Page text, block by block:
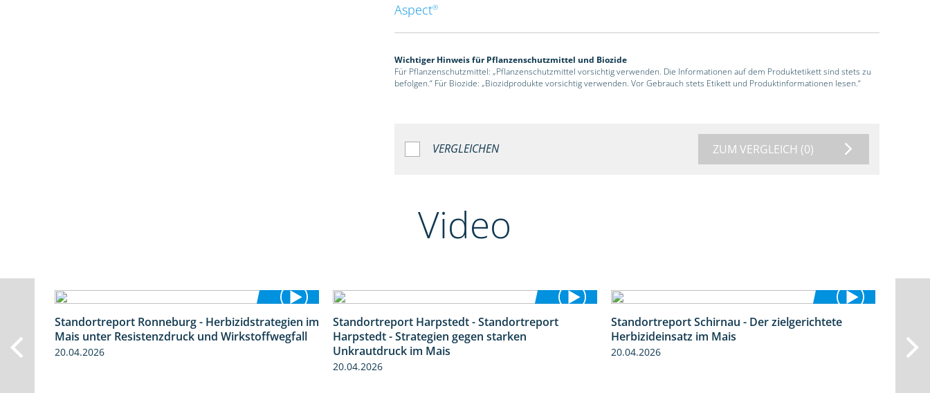
Aspect®
Wichtiger Hinweis für Pflanzenschutzmittel und Biozide
Für Pflanzenschutzmittel: „Pflanzenschutzmittel vorsichtig verwenden. Die Informationen auf dem Produktetikett sind stets zu
befolgen.“ Für Biozide: „Biozidprodukte vorsichtig verwenden. Vor Gebrauch stets Etikett und Produktinformationen lesen.“
VERGLEICHEN ZUM VERGLEICH (0)
Video
7:01
Standortreport Ronneburg - Herbizidstrategien im
Mais unter Resistenzdruck und Wirkstoffwegfall
20.04.2026
Standortreport Harpstedt - Standortreport
Harpstedt - Strategien gegen starken
Unkrautdruck im Mais
20.04.2026
9:27
Standortreport Schirnau - Der zielgerichtete
Herbizideinsatz im Mais
20.04.2026